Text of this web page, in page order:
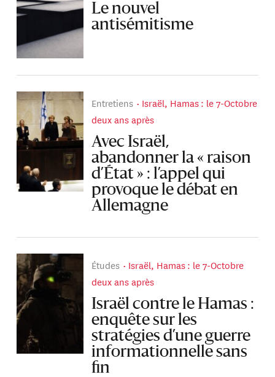
Le nouvel
antisémitisme
Entretiens
Israël, Hamas : le 7-Octobre
deux ans après
Avec Israël,
abandonner la « raison
d’État » : l’appel qui
provoque le débat en
Allemagne
Études
Israël, Hamas : le 7-Octobre
deux ans après
Israël contre le Hamas :
enquête sur les
stratégies d’une guerre
informationnelle sans
fin